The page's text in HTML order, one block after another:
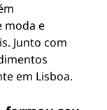
moda e
Junto com
em Lisboa.